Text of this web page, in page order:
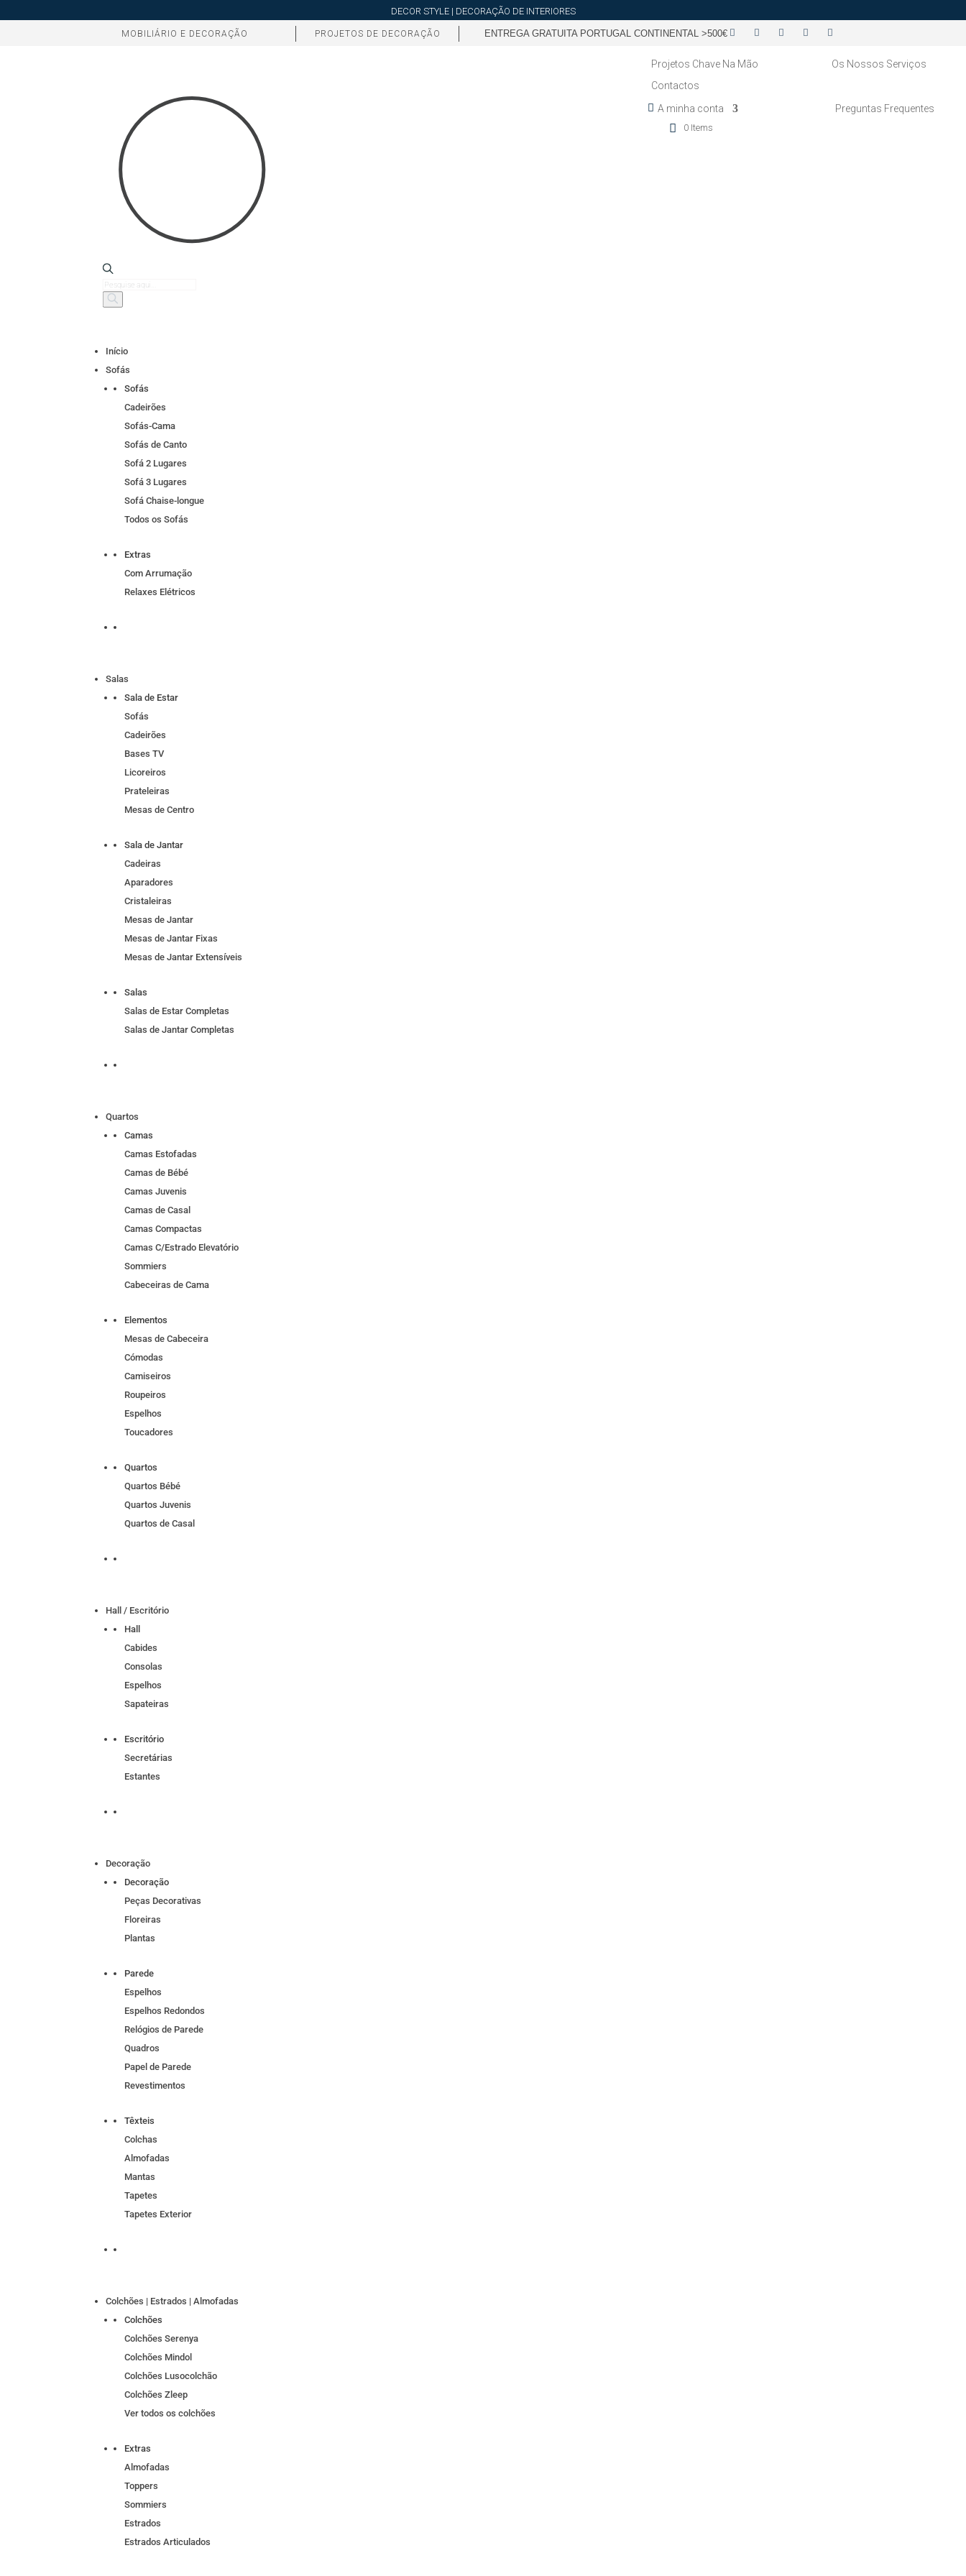
DECOR STYLE | DECORAÇÃO DE INTERIORES
MOBILIÁRIO E DECORAÇÃO PROJETOS DE DECORAÇÃO ENTREGA GRATUITA PORTUGAL CONTINENTAL >500€
Products
search
Projetos Chave Na Mão
Os Nossos Serviços
Contactos
A minha conta
Preguntas Frequentes
0 Items
Início
Sofás
Sofás
Cadeirões
Sofás-Cama
Sofás de Canto
Sofá 2 Lugares
Sofá 3 Lugares
Sofá Chaise-longue
Todos os Sofás
Extras
Com Arrumação
Relaxes Elétricos
Salas
Sala de Estar
Sofás
Cadeirões
Bases TV
Licoreiros
Prateleiras
Mesas de Centro
Sala de Jantar
Cadeiras
Aparadores
Cristaleiras
Mesas de Jantar
Mesas de Jantar Fixas
Mesas de Jantar Extensíveis
Salas
Salas de Estar Completas
Salas de Jantar Completas
Quartos
Camas
Camas Estofadas
Camas de Bébé
Camas Juvenis
Camas de Casal
Camas Compactas
Camas C/Estrado Elevatório
Sommiers
Cabeceiras de Cama
Elementos
Mesas de Cabeceira
Cómodas
Camiseiros
Roupeiros
Espelhos
Toucadores
Quartos
Quartos Bébé
Quartos Juvenis
Quartos de Casal
Hall / Escritório
Hall
Cabides
Consolas
Espelhos
Sapateiras
Escritório
Secretárias
Estantes
Decoração
Decoração
Peças Decorativas
Floreiras
Plantas
Parede
Espelhos
Espelhos Redondos
Relógios de Parede
Quadros
Papel de Parede
Revestimentos
Têxteis
Colchas
Almofadas
Mantas
Tapetes
Tapetes Exterior
Colchões | Estrados | Almofadas
Colchões
Colchões Serenya
Colchões Mindol
Colchões Lusocolchão
Colchões Zleep
Ver todos os colchões
Extras
Almofadas
Toppers
Sommiers
Estrados
Estrados Articulados